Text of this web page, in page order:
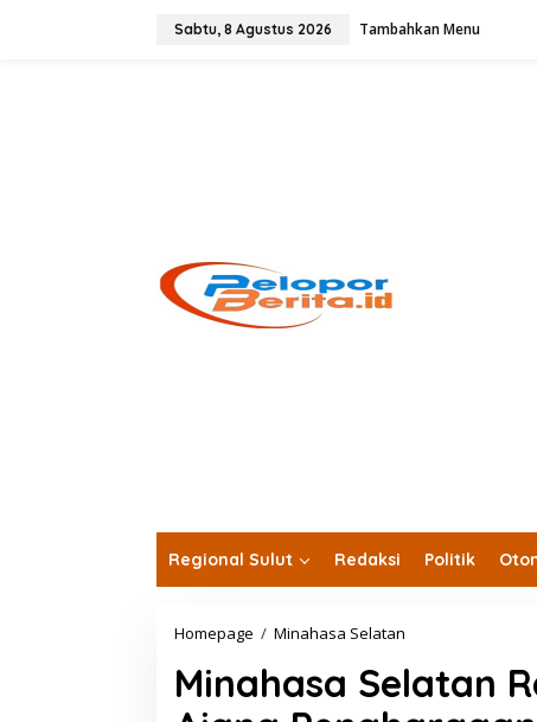
Sabtu, 8 Agustus 2026 Tambahkan Menu
Regional Sulut Redaksi Politik
Homepage / Minahasa Selatan
Raih
Predikat
SAKIP
Minahasa Selatan